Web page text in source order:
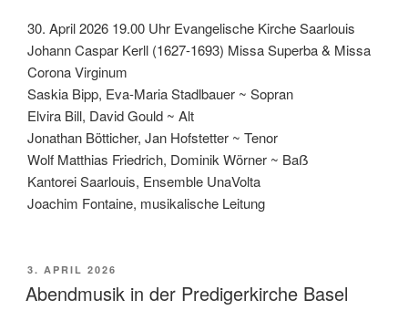
30. April 2026 19.00 Uhr Evangelische Kirche Saarlouis
Johann Caspar Kerll (1627-1693) Missa Superba & Missa
Corona Virginum
Saskia Bipp, Eva-Maria Stadlbauer ~ Sopran
Elvira Bill, David Gould ~ Alt
Jonathan Bötticher, Jan Hofstetter ~ Tenor
Wolf Matthias Friedrich, Dominik Wörner ~ Baẞ
Kantorei Saarlouis, Ensemble UnaVolta
Joachim Fontaine, musikalische Leitung
VERÖFFENTLICHT
AM
3. APRIL 2026
Abendmusik in der Predigerkirche Basel